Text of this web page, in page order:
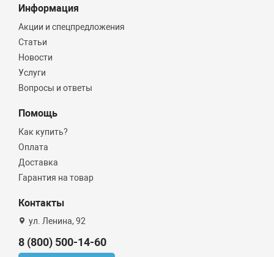
Информация
Акции и спецпредложения
Статьи
Новости
Услуги
Вопросы и ответы
Помощь
Как купить?
Оплата
Доставка
Гарантия на товар
Контакты
ул. Ленина, 92
8 (800) 500-14-60